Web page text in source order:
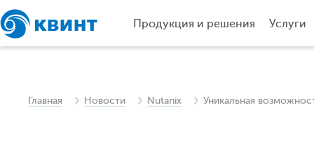
Продукция и решения Услуги
Главная Новости Nutanix Уникальная